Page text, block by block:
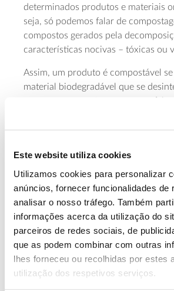
Este website utiliza cookies
Utilizamos cookies para personalizar
anúncios, fornecer funcionalidades de
analisar o nosso tráfego. Também
informações acerca da utilização do
parceiros de redes sociais, de
que as podem combinar com outras
lhes forneceu ou recolhidas por estes
utilização dos respetivos serviços.
determinados produtos e materiais
seja, só podemos falar de
compostos gerados pela
características nocivas – tóxicas ou
Assim, um produto é compostável
material biodegradável que se
compostos que não provocam
podem ser integrados no ambiente,
danos. Também neste caso, as
importantes para o processo de
O processo de compostagem ocorre
relativamente curto (geralmente em
quando estão reunidas as adequadas
específicas de temperatura e
compostagem industrial ou
processo origina-se matéria
qualidade do solo. Restos de
árvores ou ervas caídas, papel e